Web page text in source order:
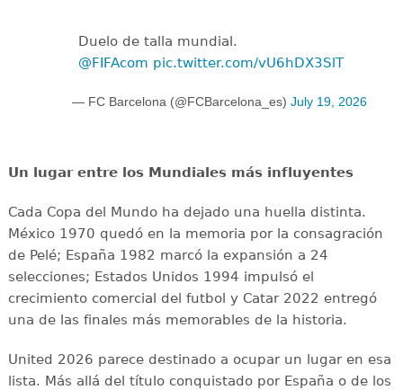
Duelo de talla mundial.
@FIFAcom pic.twitter.com/vU6hDX3SlT
— FC Barcelona (@FCBarcelona_es) July 19, 2026
Un lugar entre los Mundiales más influyentes
Cada Copa del Mundo ha dejado una huella distinta.
México 1970 quedó en la memoria por la consagración
de Pelé; España 1982 marcó la expansión a 24
selecciones; Estados Unidos 1994 impulsó el
crecimiento comercial del futbol y Catar 2022 entregó
una de las finales más memorables de la historia.
United 2026 parece destinado a ocupar un lugar en esa
lista. Más allá del título conquistado por España o de los